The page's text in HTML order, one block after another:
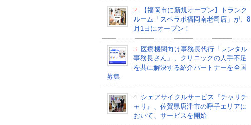
2.
【福岡市に新規オープン】トランク
ルーム「スペラボ福岡南老司店」が、8
月1日にオープン！
3. 医療機関向け事務長代行「レンタル
事務長さん」、クリニックの人手不足
を共に解決する紹介パートナーを全国
募集
4. シェアサイクルサービス『チャリチ
ャリ』、佐賀県唐津市の呼子エリアに
おいて、サービスを開始